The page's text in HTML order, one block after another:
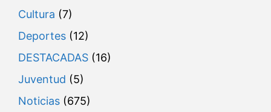
Cultura (7)
Deportes (12)
DESTACADAS (16)
Juventud (5)
Noticias (675)